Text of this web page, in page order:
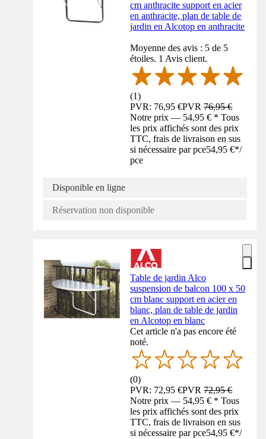
cm anthracite support en acier
en anthracite, plan de table de
jardin en Alcotop en anthracite
Moyenne des avis : 5 de 5
étoiles. 1 Avis client.
(1)
PVR: 76,95 €PVR76,95 €
Notre prix — 54,95 € * Tous
les prix affichés sont des prix
TTC, frais de livraison en sus
si nécessaire par pce54,95 €*/
pce
Disponible en ligne
Réservation non disponible
Table de jardin Alco
suspension de balcon 100 x 50
cm blanc support en acier en
blanc, plan de table de jardin
en Alcotop en blanc
Cet article n'a pas encore été
noté.
(0)
PVR: 72,95 €PVR72,95 €
Notre prix — 54,95 € * Tous
les prix affichés sont des prix
TTC, frais de livraison en sus
si nécessaire par pce54,95 €*/